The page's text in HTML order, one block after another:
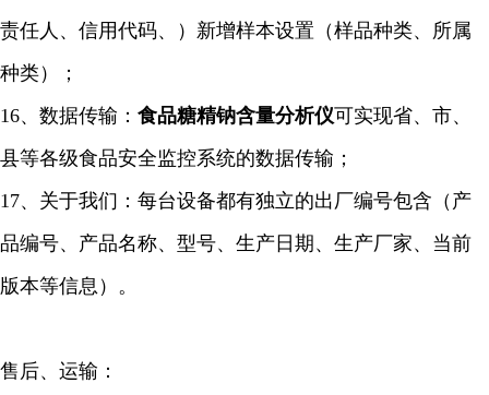
责任人、信用代码、）新增样本设置（样品种类、所属
种类）；
16、数据传输： 食品糖精钠含量分析仪可实现省、市、
县等各级食品安全监控系统的数据传输；
17、关于我们：每台设备都有独立的出厂编号包含（产
品编号、产品名称、型号、生产日期、生产厂家、当前
版本等信息）。
售后、运输：